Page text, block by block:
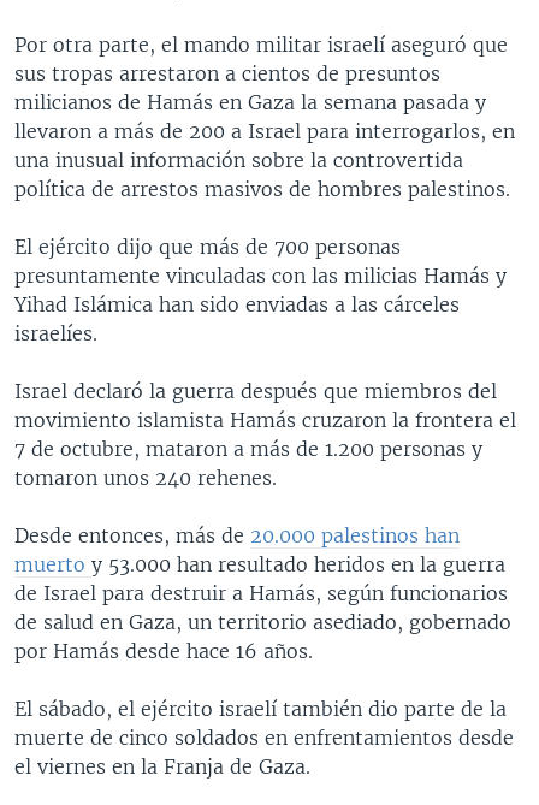
Por otra parte, el mando militar israelí aseguró que
sus tropas arrestaron a cientos de presuntos
milicianos de Hamás en Gaza la semana pasada y
llevaron a más de 200 a Israel para interrogarlos, en
una inusual información sobre la controvertida
política de arrestos masivos de hombres palestinos.
El ejército dijo que más de 700 personas
presuntamente vinculadas con las milicias Hamás y
Yihad Islámica han sido enviadas a las cárceles
israelíes.
Israel declaró la guerra después que miembros del
movimiento islamista Hamás cruzaron la frontera el
7 de octubre, mataron a más de 1.200 personas y
tomaron unos 240 rehenes.
Desde entonces, más de 20.000 palestinos han
muerto y 53.000 han resultado heridos en la guerra
de Israel para destruir a Hamás, según funcionarios
de salud en Gaza, un territorio asediado, gobernado
por Hamás desde hace 16 años.
El sábado, el ejército israelí también dio parte de la
muerte de cinco soldados en enfrentamientos desde
el viernes en la Franja de Gaza.